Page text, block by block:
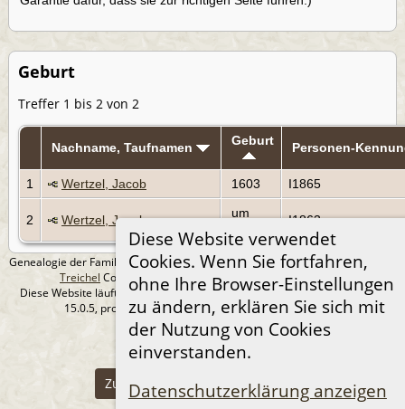
Diese Website verwendet
Cookies. Wenn Sie fortfahren,
ohne Ihre Browser-Einstellungen
zu ändern, erklären Sie sich mit
der Nutzung von Cookies
einverstanden.
Datenschutzerklärung anzeigen
Geburt
Treffer 1 bis 2 von 2
Nachname, Taufnamen Geburt Personen-
1 Wertzel, Jacob 1603 I1865
2 Wertzel, Jacob
um
I1863
Genealogie der Familie Treichel aus Berlin. - erstellt und betreut vonAndreas
Treichel Copyright © 2014-2026 Alle Rechte vorbehalten.
Diese Website läuft mitThe Next Generation of Genealogy Sitebuildingv.
15.0.5, programmiert von Darrin Lythgoe © 2001-2026.
Datenschutzerklärung
--- Self-Hosted at home ---
Zur Desktop-Webseite wechseln